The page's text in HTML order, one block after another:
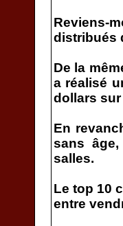
Reviens-
distribués
De la
a réalisé
dollars sur
En
sans
salles.
Le top 10
entre